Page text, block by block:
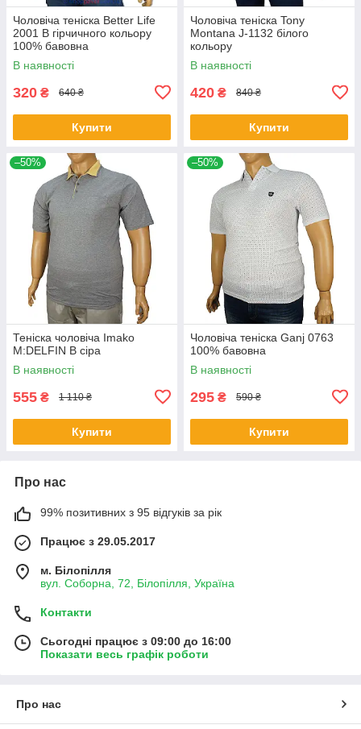
Чоловіча теніска Better Life
2001 B гірчичного кольору
100% бавовна
В наявності
320 ₴ 640 ₴
Купити
Чоловіча теніска Tony
Montana J-1132 білого
кольору
В наявності
420 ₴ 840 ₴
Купити
–50%
Теніска чоловіча Imako
M:DELFIN В сіра
В наявності
555 ₴ 1 110 ₴
Купити
–50%
Чоловіча теніска Ganj 0763
100% бавовна
В наявності
295 ₴ 590 ₴
Купити
Про нас
99% позитивних з 95 відгуків за рік
Працює з 29.05.2017
м. Білопілля
вул. Соборна, 72, Білопілля, Україна
Контакти
Сьогодні працює з 09:00 до 16:00
Показати весь графік роботи
Про нас